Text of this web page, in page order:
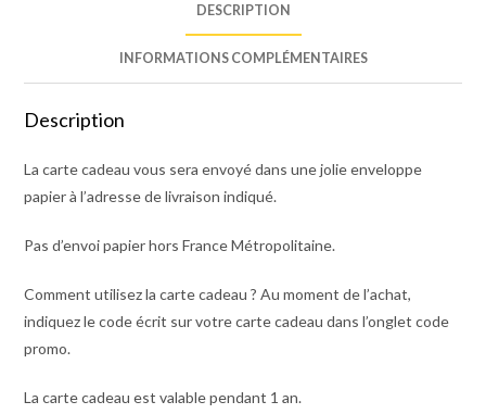
DESCRIPTION
INFORMATIONS COMPLÉMENTAIRES
Description
La carte cadeau vous sera envoyé dans une jolie enveloppe
papier à l’adresse de livraison indiqué.
Pas d’envoi papier hors France Métropolitaine.
Comment utilisez la carte cadeau ? Au moment de l’achat,
indiquez le code écrit sur votre carte cadeau dans l’onglet code
promo.
La carte cadeau est valable pendant 1 an.